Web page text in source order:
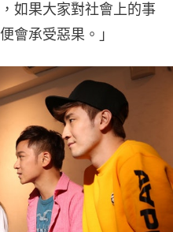
如果大家對社會上的事
會承受惡果。」